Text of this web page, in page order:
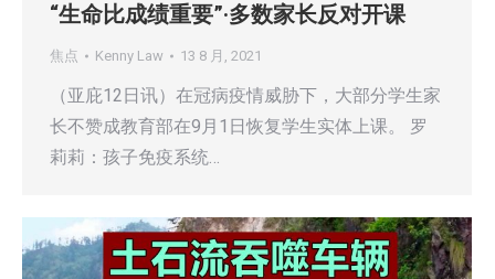
“生命比成绩重要”·多数家长反对开课
焦点 Kenny Law 13 8 月, 2021
（亚庇12日讯）在冠病疫情威胁下，大部分学生家
长不赞成教育部在9月1日恢复学生实体上课。 罗
莉莉：孩子免疫系统…